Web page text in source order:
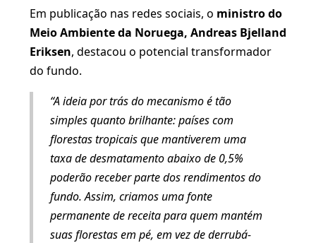
Em publicação nas redes sociais, o ministro do
Meio Ambiente da Noruega, Andreas Bjelland
Eriksen, destacou o potencial transformador
do fundo.
“A ideia por trás do mecanismo é tão
simples quanto brilhante: países com
florestas tropicais que mantiverem uma
taxa de desmatamento abaixo de 0,5%
poderão receber parte dos rendimentos do
fundo. Assim, criamos uma fonte
permanente de receita para quem mantém
suas florestas em pé, em vez de derrubá-